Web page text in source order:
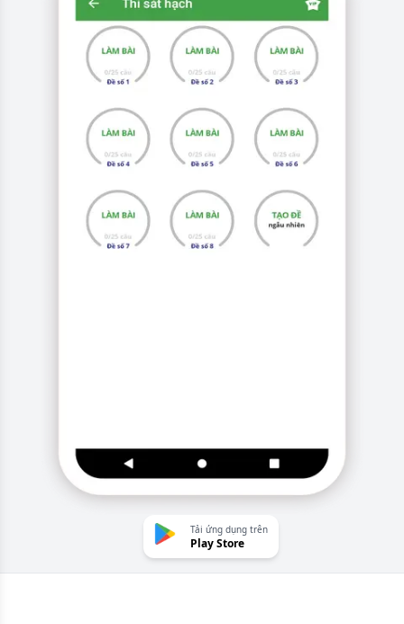
Tải ứng dụng trên
Play Store